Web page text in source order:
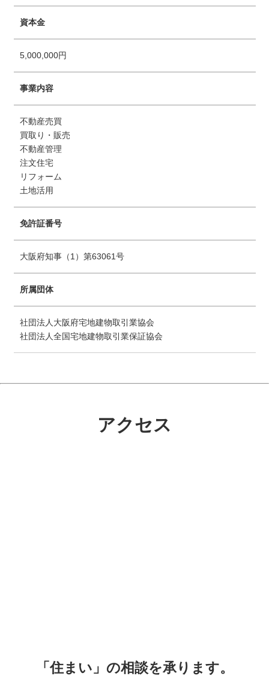
資本金
5,000,000円
事業内容
不動産売買
買取り・販売
不動産管理
注文住宅
リフォーム
土地活用
免許証番号
大阪府知事（1）第63061号
所属団体
社団法人大阪府宅地建物取引業協会
社団法人全国宅地建物取引業保証協会
アクセス
「住まい」の相談を承ります。